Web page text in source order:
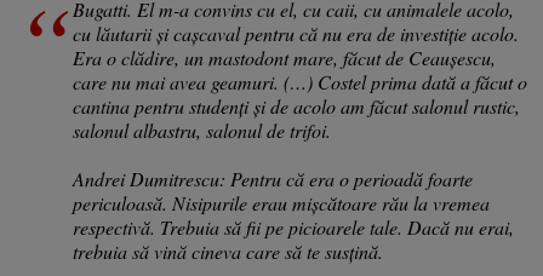
Bugatti. El m-a convins cu el, cu caii, cu animalele acolo,
cu lăutarii și cașcaval pentru că nu era de investiție acolo.
Era o clădire, un mastodont mare, făcut de Ceaușescu,
care nu mai avea geamuri. (…) Costel prima dată a făcut o
cantina pentru studenți și de acolo am făcut salonul rustic,
salonul albastru, salonul de trifoi.
Andrei Dumitrescu: Pentru că era o perioadă foarte
periculoasă. Nisipurile erau mișcătoare rău la vremea
respectivă. Trebuia să fii pe picioarele tale. Dacă nu erai,
trebuia să vină cineva care să te susțină.